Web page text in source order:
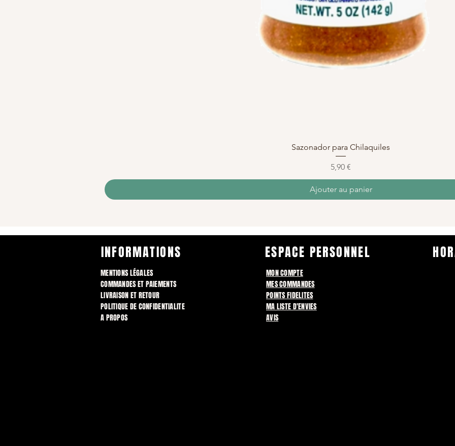
Aperçu rapide
Sazonador para Chilaquiles
Prix
5,90 €
Ajouter au panier
INFORMATIONS
MENTIONS LÉGALES
COMMANDES ET PAIEMENTS
LIVRAISON ET RETOUR
POLITIQUE DE CONFIDENTIALITE
A PROPOS
ESPACE PERSONNEL
MON COMPTE
MES COMMANDES
POINTS FIDELITES
MA LISTE D'ENVIES
AVIS